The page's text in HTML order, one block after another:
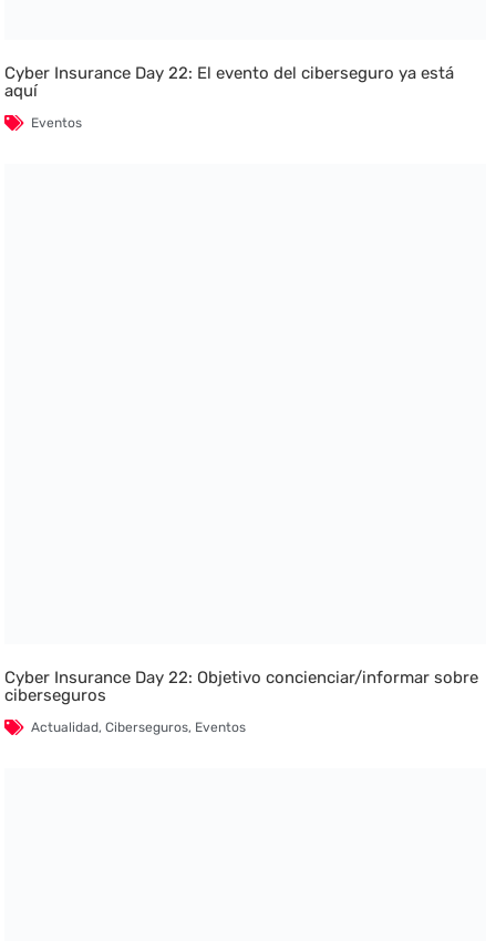
Cyber Insurance Day 22: El evento del ciberseguro ya está
aquí
Eventos
Cyber Insurance Day 22: Objetivo concienciar/informar sobre
ciberseguros
Actualidad,Ciberseguros, Eventos